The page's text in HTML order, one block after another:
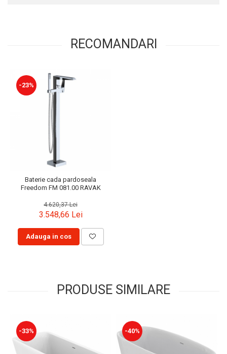
RECOMANDARI
-23%
Baterie cada pardoseala
Freedom FM 081.00 RAVAK
4.620,37 Lei
3.548,66 Lei
Adauga in cos
PRODUSE SIMILARE
-33% -40%